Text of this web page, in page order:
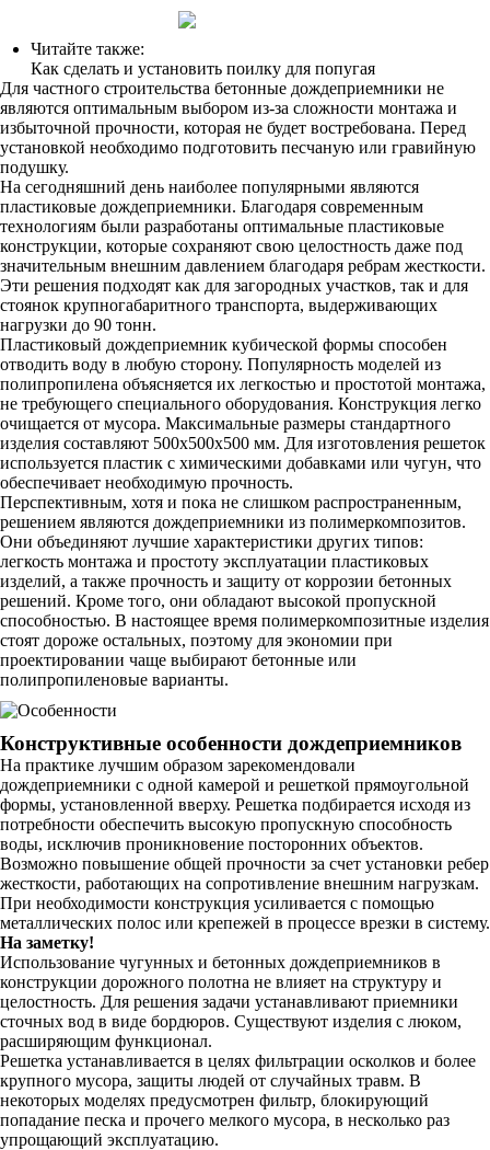
Читайте также:
Как сделать и установить поилку для попугая
Для частного строительства бетонные дождеприемники не
являются оптимальным выбором из-за сложности монтажа и
избыточной прочности, которая не будет востребована. Перед
установкой необходимо подготовить песчаную или гравийную
подушку.
На сегодняшний день наиболее популярными являются
пластиковые дождеприемники. Благодаря современным
технологиям были разработаны оптимальные пластиковые
конструкции, которые сохраняют свою целостность даже под
значительным внешним давлением благодаря ребрам жесткости.
Эти решения подходят как для загородных участков, так и для
стоянок крупногабаритного транспорта, выдерживающих
нагрузки до 90 тонн.
Пластиковый дождеприемник кубической формы способен
отводить воду в любую сторону. Популярность моделей из
полипропилена объясняется их легкостью и простотой монтажа,
не требующего специального оборудования. Конструкция легко
очищается от мусора. Максимальные размеры стандартного
изделия составляют 500х500х500 мм. Для изготовления решеток
используется пластик с химическими добавками или чугун, что
обеспечивает необходимую прочность.
Перспективным, хотя и пока не слишком распространенным,
решением являются дождеприемники из полимеркомпозитов.
Они объединяют лучшие характеристики других типов:
легкость монтажа и простоту эксплуатации пластиковых
изделий, а также прочность и защиту от коррозии бетонных
решений. Кроме того, они обладают высокой пропускной
способностью. В настоящее время полимеркомпозитные изделия
стоят дороже остальных, поэтому для экономии при
проектировании чаще выбирают бетонные или
полипропиленовые варианты.
Конструктивные особенности дождеприемников
На практике лучшим образом зарекомендовали
дождеприемники с одной камерой и решеткой прямоугольной
формы, установленной вверху. Решетка подбирается исходя из
потребности обеспечить высокую пропускную способность
воды, исключив проникновение посторонних объектов.
Возможно повышение общей прочности за счет установки ребер
жесткости, работающих на сопротивление внешним нагрузкам.
При необходимости конструкция усиливается с помощью
металлических полос или крепежей в процессе врезки в систему.
На заметку!
Использование чугунных и бетонных дождеприемников в
конструкции дорожного полотна не влияет на структуру и
целостность. Для решения задачи устанавливают приемники
сточных вод в виде бордюров. Существуют изделия с люком,
расширяющим функционал.
Решетка устанавливается в целях фильтрации осколков и более
крупного мусора, защиты людей от случайных травм. В
некоторых моделях предусмотрен фильтр, блокирующий
попадание песка и прочего мелкого мусора, в несколько раз
упрощающий эксплуатацию.